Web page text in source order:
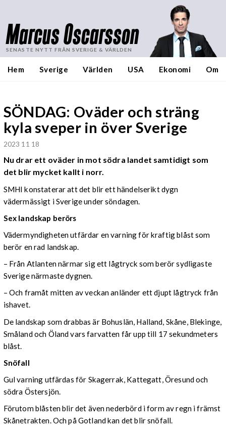
Marcus Oscarsson
SENASTE NYTT FRÅN SVERIGE & VÄRLDEN
Hem Sverige Världen USA Ekonomi Om
SÖNDAG: Oväder och sträng
kyla sveper in över Sverige
2023 11 18
Nu drar ett oväder in mot södra landet samtidigt som
det blir mycket kallt i norr.
SMHI konstaterar att det blir ett händelserikt dygn
vädermässigt i Sverige under söndagen.
Sex landskap berörs
Vädermyndigheten utfärdar en varning för kraftig blåst som
berör en rad landskap.
– Från Atlanten närmar sig ett lågtryck som berör sydligaste
Sverige närmaste dygnen.
– Och framåt mitten av veckan anländer ett djupt lågtryck från
ishavet.
De landskap som drabbas är Bohuslän, Halland, Skåne, Blekinge,
Småland och Öland vars farvatten får upp till 17 sekundmeters
blåst.
Snöfall
Gul varning utfärdas för Skagerrak, Kattegatt, Öresund och
södra Östersjön.
Förutom blåsten blir det även nederbörd i form av regn i främst
Skånetrakten. Och på Gotland kan det blir snöfall.